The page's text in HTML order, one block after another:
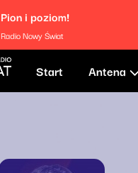
Pion i poziom!
Radio Nowy Świat
Start Antena